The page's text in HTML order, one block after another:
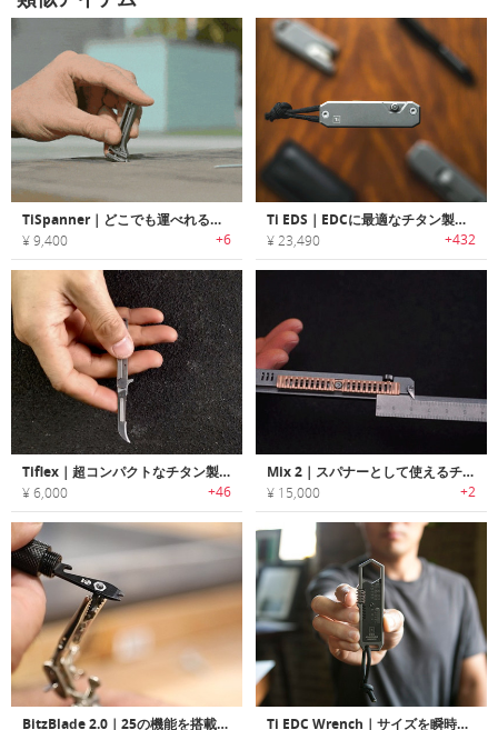
TiSpanner｜どこでも運べれるチタン製マルチツール
¥ 9,400 +6
Ti EDS｜EDCに最適なチタン製スクリュードライバービットキット「Ti EDS」
¥ 23,490 +432
Tiflex｜超コンパクトなチタン製EDCナイフ
¥ 6,000 +46
Mix 2｜スパナーとして使えるチタン製EDCルーラー
¥ 15,000 +2
BitzBlade 2.0｜25の機能を搭載したEDCマルチツール「ビッツブレード2.0」 Ti EDC Wrench｜サイズを瞬時に調整可能なチタン製EDCレンチ「Ti EDCレンチ」